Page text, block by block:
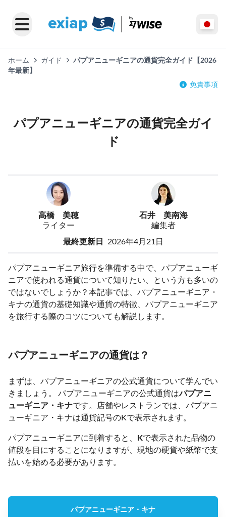
ホーム ガイド
パプアニューギニアの通貨完全ガイド【2026
年最新】
免責事項
パプアニューギニアの通貨完全ガイ
ド
高橋 美穂
ライター
石井 美南海
編集者
最終更新日 2026年4月21日
パプアニューギニア旅行を準備する中で、パプアニューギ
ニアで使われる通貨について知りたい、という方も多いの
ではないでしょうか？本記事では、パプアニューギニア・
キナの通貨の基礎知識や通貨の特徴、パプアニューギニア
を旅行する際のコツについても解説します。
パプアニューギニアの通貨は？
まずは、パプアニューギニアの公式通貨について学んでい
きましょう。 パプアニューギニアの公式通貨はパプアニ
ューギニア・キナです。店舗やレストランでは、パプアニ
ューギニア・キナは通貨記号のKで表示されます。
パプアニューギニアに到着すると、 Kで表示された品物の
値段を目にすることになりますが、現地の硬貨や紙幣で支
払いを始める必要があります。
パプアニューギニア・キナ